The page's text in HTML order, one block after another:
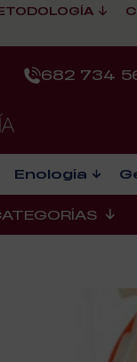
682 734
Enología